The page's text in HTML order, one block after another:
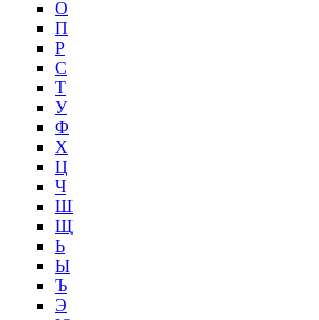
О
П
Р
С
Т
У
Ф
Х
Ц
Ч
Ш
Щ
Ь
Ы
Ъ
Э